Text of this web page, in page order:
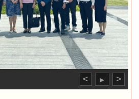
< ► >